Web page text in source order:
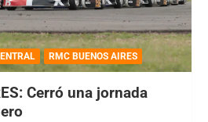
RMC BUENOS AIRES
Cerró una jornada